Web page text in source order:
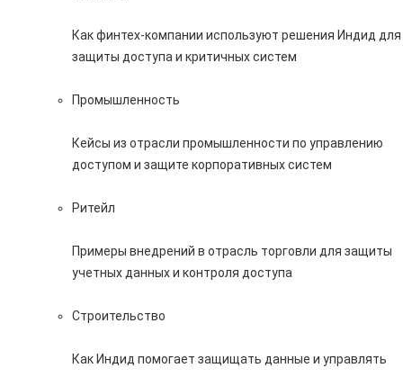
Как финтех-компании используют решения Индид для
защиты доступа и критичных систем
Промышленность
Кейсы из отрасли промышленности по управлению
доступом и защите корпоративных систем
Ритейл
Примеры внедрений в отрасль торговли для защиты
учетных данных и контроля доступа
Строительство
Как Индид помогает защищать данные и управлять